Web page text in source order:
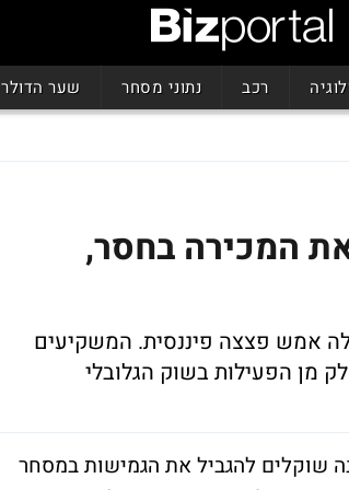
רכב נתוני מסחר שער הדולר
המכירה בחסר,
אמש פצצה פיננסית. המשקיעים
מן הפעילות בשוק הגלובלי
שוקלים להגביל את הגמישות במסחר